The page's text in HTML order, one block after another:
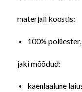
materjali koostis:
100% polüester,
jaki mõõdud:
kaenlaalune